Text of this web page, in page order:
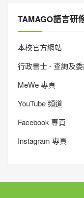
TAMAGO語言研
本校官方網站
行政書士 - 查詢及
MeWe 專頁
YouTube 頻道
Facebook 專頁
Instagram 專頁